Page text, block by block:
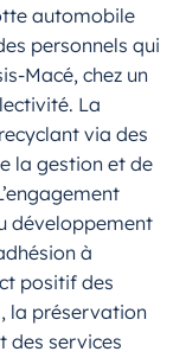
automobile
personnels qui
Macé, chez un
La
via des
la gestion et de
développement
à
positif des
la préservation
des services